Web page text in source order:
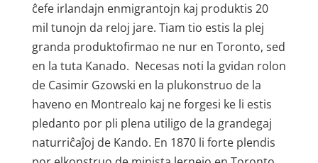
ĉefe irlandajn enmigrantojn kaj produktis 20
mil tunojn da reloj jare. Tiam tio estis la plej
granda produktofirmao ne nur en Toronto, sed
en la tuta Kanado. Necesas noti la gvidan rolon
de Casimir Gzowski en la plukonstruo de la
haveno en Montrealo kaj ne forgesi ke li estis
pledanto por pli plena utiligo de la grandegaj
naturriĉaĵoj de Kando. En 1870 li forte plendis